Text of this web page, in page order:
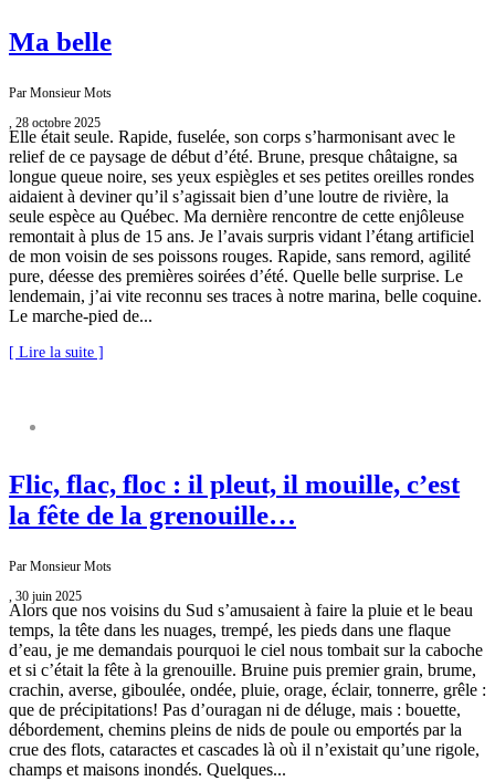
Ma belle
Par Monsieur Mots
, 28 octobre 2025
Elle était seule. Rapide, fuselée, son corps s’harmonisant avec le
relief de ce paysage de début d’été. Brune, presque châtaigne, sa
longue queue noire, ses yeux espiègles et ses petites oreilles rondes
aidaient à deviner qu’il s’agissait bien d’une loutre de rivière, la
seule espèce au Québec. Ma dernière rencontre de cette enjôleuse
remontait à plus de 15 ans. Je l’avais surpris vidant l’étang artificiel
de mon voisin de ses poissons rouges. Rapide, sans remord, agilité
pure, déesse des premières soirées d’été. Quelle belle surprise. Le
lendemain, j’ai vite reconnu ses traces à notre marina, belle coquine.
Le marche-pied de...
[ Lire la suite ]
Flic, flac, floc : il pleut, il mouille, c’est
la fête de la grenouille…
Par Monsieur Mots
, 30 juin 2025
Alors que nos voisins du Sud s’amusaient à faire la pluie et le beau
temps, la tête dans les nuages, trempé, les pieds dans une flaque
d’eau, je me demandais pourquoi le ciel nous tombait sur la caboche
et si c’était la fête à la grenouille. Bruine puis premier grain, brume,
crachin, averse, giboulée, ondée, pluie, orage, éclair, tonnerre, grêle :
que de précipitations! Pas d’ouragan ni de déluge, mais : bouette,
débordement, chemins pleins de nids de poule ou emportés par la
crue des flots, cataractes et cascades là où il n’existait qu’une rigole,
champs et maisons inondés. Quelques...